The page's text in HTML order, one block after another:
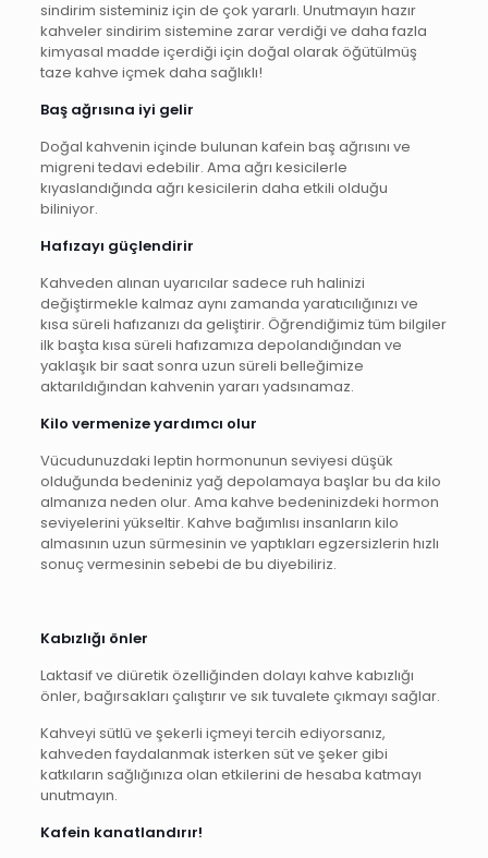
sindirim sisteminiz için de çok yararlı. Unutmayın hazır
kahveler sindirim sistemine zarar verdiği ve daha fazla
kimyasal madde içerdiği için doğal olarak öğütülmüş
taze kahve içmek daha sağlıklı!
Baş ağrısına iyi gelir
Doğal kahvenin içinde bulunan kafein baş ağrısını ve
migreni tedavi edebilir. Ama ağrı kesicilerle
kıyaslandığında ağrı kesicilerin daha etkili olduğu
biliniyor.
Hafızayı güçlendirir
Kahveden alınan uyarıcılar sadece ruh halinizi
değiştirmekle kalmaz aynı zamanda yaratıcılığınızı ve
kısa süreli hafızanızı da geliştirir. Öğrendiğimiz tüm bilgiler
ilk başta kısa süreli hafızamıza depolandığından ve
yaklaşık bir saat sonra uzun süreli belleğimize
aktarıldığından kahvenin yararı yadsınamaz.
Kilo vermenize yardımcı olur
Vücudunuzdaki leptin hormonunun seviyesi düşük
olduğunda bedeniniz yağ depolamaya başlar bu da kilo
almanıza neden olur. Ama kahve bedeninizdeki hormon
seviyelerini yükseltir. Kahve bağımlısı insanların kilo
almasının uzun sürmesinin ve yaptıkları egzersizlerin hızlı
sonuç vermesinin sebebi de bu diyebiliriz.
Kabızlığı önler
Laktasif ve diüretik özelliğinden dolayı kahve kabızlığı
önler, bağırsakları çalıştırır ve sık tuvalete çıkmayı sağlar.
Kahveyi sütlü ve şekerli içmeyi tercih ediyorsanız,
kahveden faydalanmak isterken süt ve şeker gibi
katkıların sağlığınıza olan etkilerini de hesaba katmayı
unutmayın.
Kafein kanatlandırır!